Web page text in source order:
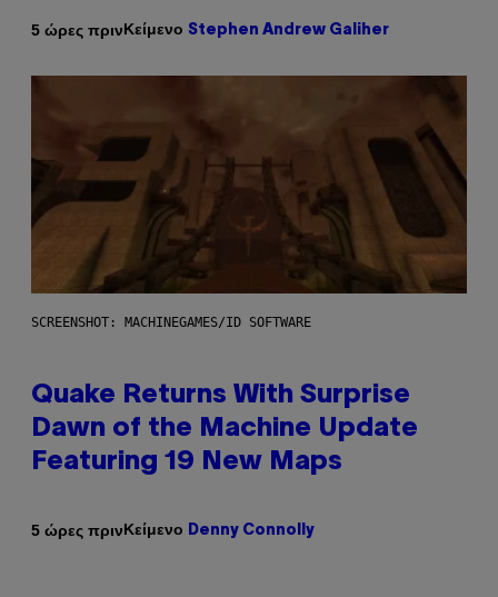
5 ώρες πρινΚείμενο Stephen Andrew Galiher
SCREENSHOT: MACHINEGAMES/ID SOFTWARE
Quake Returns With Surprise
Dawn of the Machine Update
Featuring 19 New Maps
5 ώρες πρινΚείμενο Denny Connolly